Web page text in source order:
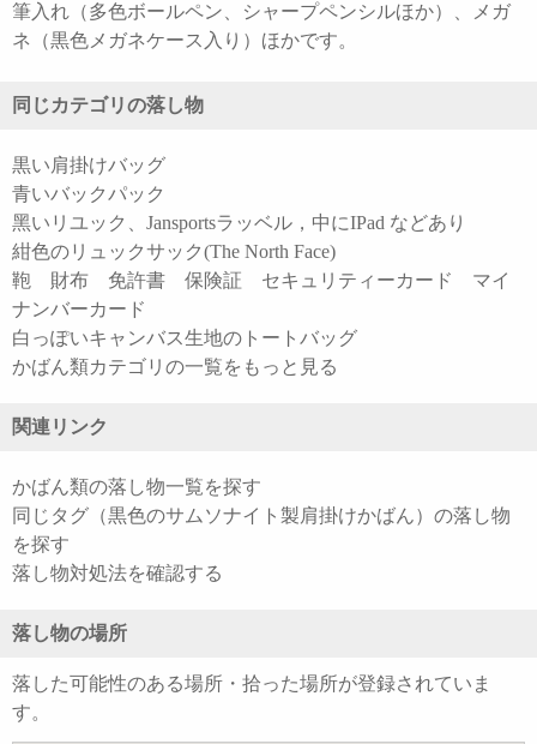
筆入れ（多色ボールペン、シャープペンシルほか）、メガ
ネ（黒色メガネケース入り）ほかです。
同じカテゴリの落し物
黒い肩掛けバッグ
青いバックパック
黑いリユック、Jansportsラッベル，中にIPad などあり
紺色のリュックサック(The North Face)
鞄 財布 免許書 保険証 セキュリティーカード マイ
ナンバーカード
白っぽいキャンバス生地のトートバッグ
かばん類カテゴリの一覧をもっと見る
関連リンク
かばん類の落し物一覧を探す
同じタグ（黒色のサムソナイト製肩掛けかばん）の落し物
を探す
落し物対処法を確認する
落し物の場所
落した可能性のある場所・拾った場所が登録されていま
す。